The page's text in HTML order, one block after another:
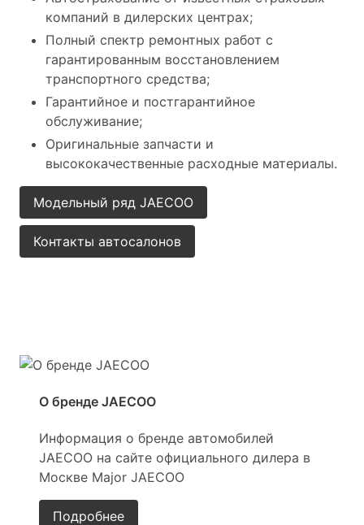
компаний в дилерских центрах;
Полный спектр ремонтных работ с
гарантированным восстановлением
транспортного средства;
Гарантийное и постгарантийное
обслуживание;
Оригинальные запчасти и
высококачественные расходные материалы.
Модельный ряд JAECOO
Контакты автосалонов
О бренде JAECOO
Информация о бренде автомобилей
JAECOO на сайте официального дилера в
Москве Major JAECOO
Подробнее